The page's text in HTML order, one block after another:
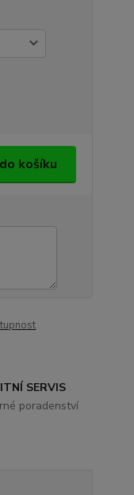
košíku
SERVIS
poradenství